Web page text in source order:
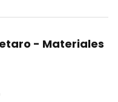
- Materiales